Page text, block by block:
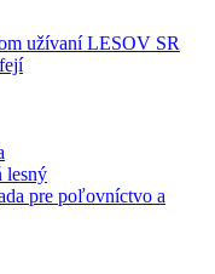
užívaní LESOV SR
lesný
pre poľovníctvo a